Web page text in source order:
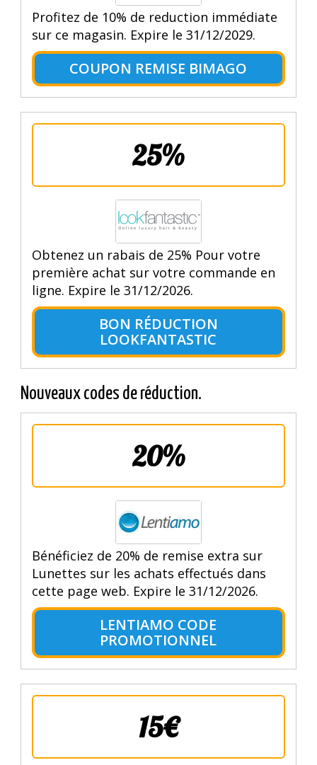
Profitez de 10% de reduction immédiate
sur ce magasin. Expire le 31/12/2029.
COUPON REMISE BIMAGO
25%
Obtenez un rabais de 25% Pour votre
première achat sur votre commande en
ligne. Expire le 31/12/2026.
BON RÉDUCTION
LOOKFANTASTIC
Nouveaux codes de réduction.
20%
Bénéficiez de 20% de remise extra sur
Lunettes sur les achats effectués dans
cette page web. Expire le 31/12/2026.
LENTIAMO CODE
PROMOTIONNEL
15€